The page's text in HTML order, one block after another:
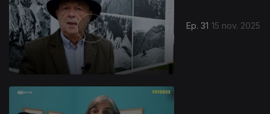
Ep. 31 15 nov. 2025